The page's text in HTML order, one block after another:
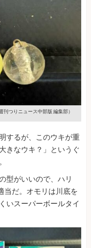
刊つりニュース中部版 編集部）
するが、このウキが重
きなウキ？」というぐ
型がいいので、ハリ
当だ。オモリは川底を
いスーパーボールタイ